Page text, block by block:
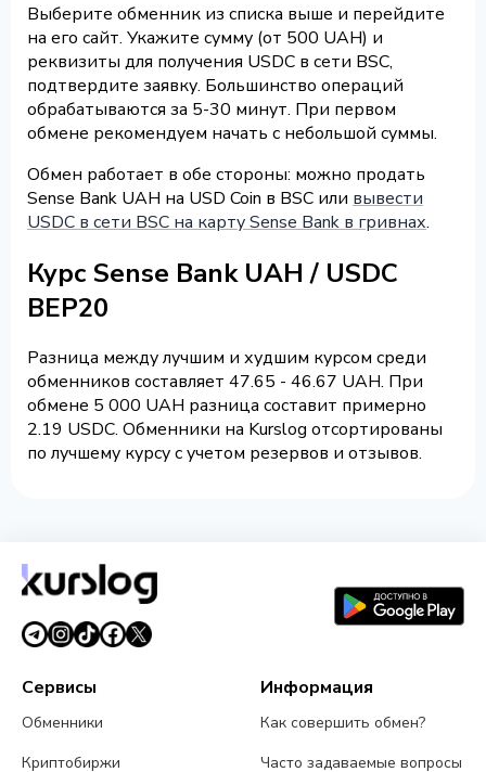
Выберите обменник из списка выше и перейдите
на его сайт. Укажите сумму (от 500 UAH) и
реквизиты для получения USDC в сети BSC,
подтвердите заявку. Большинство операций
обрабатываются за 5-30 минут. При первом
обмене рекомендуем начать с небольшой суммы.
Обмен работает в обе стороны: можно продать
Sense Bank UAH на USD Coin в BSC или вывести
USDC в сети BSC на карту Sense Bank в гривнах.
Курс Sense Bank UAH / USDC
BEP20
Разница между лучшим и худшим курсом среди
обменников составляет 47.65 - 46.67 UAH. При
обмене 5 000 UAH разница составит примерно
2.19 USDC. Обменники на Kurslog отсортированы
по лучшему курсу с учетом резервов и отзывов.
Сервисы
Обменники
Криптобиржи
Информация
Как совершить обмен?
Часто задаваемые вопросы